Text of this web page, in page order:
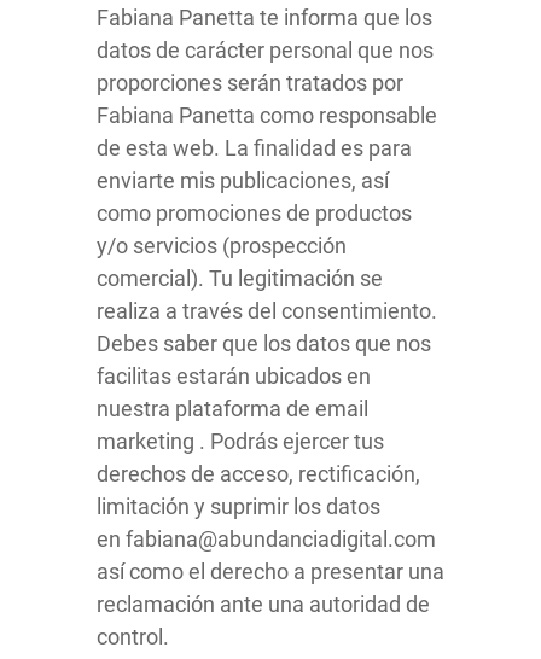
Fabiana Panetta te informa que los
datos de carácter personal que nos
proporciones serán tratados por
Fabiana Panetta como responsable
de esta web. La finalidad es para
enviarte mis publicaciones, así
como promociones de productos
y/o servicios (prospección
comercial). Tu legitimación se
realiza a través del consentimiento.
Debes saber que los datos que nos
facilitas estarán ubicados en
nuestra plataforma de email
marketing . Podrás ejercer tus
derechos de acceso, rectificación,
limitación y suprimir los datos
en fabiana@abundanciadigital.com
así como el derecho a presentar una
reclamación ante una autoridad de
control.